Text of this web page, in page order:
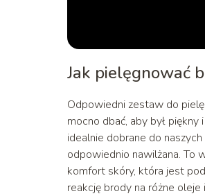
Jak pielęgnować
Odpowiedni zestaw do
mocno dbać, aby był
idealnie dobrane do
odpowiednio nawilżana. To
komfort skóry, która jest
reakcję brody na różne oleje